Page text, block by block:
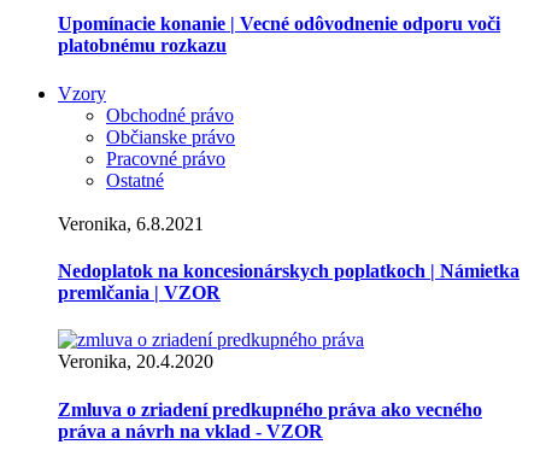
Upomínacie konanie | Vecné odôvodnenie odporu voči
platobnému rozkazu
Vzory
Obchodné právo
Občianske právo
Pracovné právo
Ostatné
Veronika, 6.8.2021
Nedoplatok na koncesionárskych poplatkoch | Námietka
premlčania | VZOR
Veronika, 20.4.2020
Zmluva o zriadení predkupného práva ako vecného
práva a návrh na vklad - VZOR